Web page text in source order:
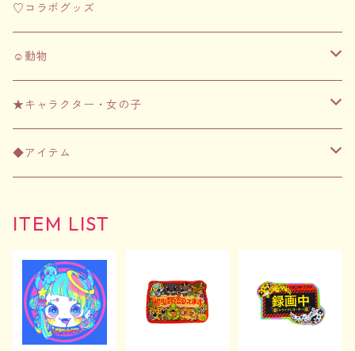
♡コラボグッズ
☺︎動物
☺︎フェレット
アパレル
アクリルグッズ
3Dプリンターグッズ
☺︎齧歯類（ハムスター・チンチラなど）
日用品
アクリルグッズ
文房具
日用品
★キャラクター・女の子
★ちむずモンスター
日用品
アクリルグッズ
文房具
日用品
◆アイテム
バッグ
その他
文房具
ポストカード&ステッカーセット
マグネット
日用品
アクリルグッズ
ITEM LIST